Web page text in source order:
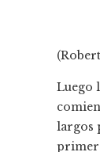
Luego
largos
primer